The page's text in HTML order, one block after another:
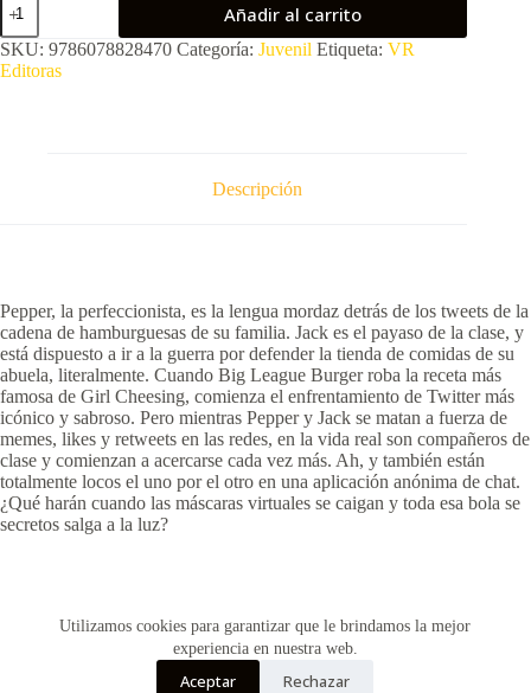
Utilizamos cookies para garantizar que le brindamos la mejor
experiencia en nuestra web.
Aceptar Rechazar
Cute
cantidad
Añadir al carrito
SKU: 9786078828470 Categoría: Juvenil Etiqueta: VR
Editoras
Descripción
Pepper, la perfeccionista, es la lengua mordaz detrás de los tweets de la
cadena de hamburguesas de su familia. Jack es el payaso de la clase, y
está dispuesto a ir a la guerra por defender la tienda de comidas de su
abuela, literalmente. Cuando Big League Burger roba la receta más
famosa de Girl Cheesing, comienza el enfrentamiento de Twitter más
icónico y sabroso. Pero mientras Pepper y Jack se matan a fuerza de
memes, likes y retweets en las redes, en la vida real son compañeros de
clase y comienzan a acercarse cada vez más. Ah, y también están
totalmente locos el uno por el otro en una aplicación anónima de chat.
¿Qué harán cuando las máscaras virtuales se caigan y toda esa bola se
secretos salga a la luz?
Copyright © 2026 - Creado por Historias de Bolsillo